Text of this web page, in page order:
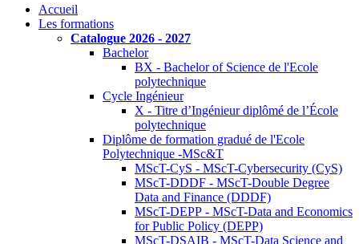
Accueil
Les formations
Catalogue 2026 - 2027
Bachelor
BX - Bachelor of Science de l'Ecole
polytechnique
Cycle Ingénieur
X - Titre d’Ingénieur diplômé de l’École
polytechnique
Diplôme de formation gradué de l'Ecole
Polytechnique -MSc&T
MScT-CyS - MScT-Cybersecurity (CyS)
MScT-DDDF - MScT-Double Degree
Data and Finance (DDDF)
MScT-DEPP - MScT-Data and Economics
for Public Policy (DEPP)
MScT-DSAIB - MScT-Data Science and